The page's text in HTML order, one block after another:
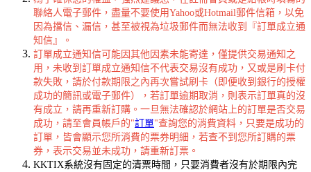
聯絡人電子郵件，盡量不要使用Yahoo或Hotmail郵件信箱，以免
因為擋信、漏信，甚至被視為垃圾郵件而無法收到『訂單成立通
知信』。
訂單成立通知信可能因其他因素未能寄達，僅提供交易通知之
用，未收到訂單成立通知信不代表交易沒有成功，又或是刷卡付
款失敗，請於付款期限之內再次嘗試刷卡（即便收到銀行的授權
成功的簡訊或電子郵件），若訂單逾期取消，則表示訂單真的沒
有成立，請再重新訂購。一旦無法確認於網站上的訂單是否交易
成功，請至會員帳戶的"訂單"查詢您的消費資料，只要是成功的
訂單，皆會顯示您所消費的票券明細，若查不到您所訂購的票
券，表示交易並未成功，請重新訂票。
KKTIX系統沒有固定的清票時間，只要消費者沒有於期限內完